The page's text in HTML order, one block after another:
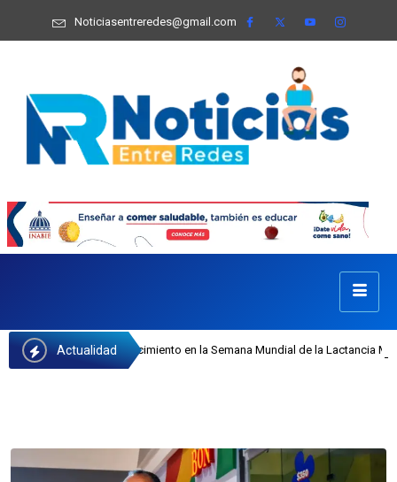
Noticiasentreredes@gmail.com
Actualidad
recibe reconocimiento en la Semana Mundial de la Lactancia Materna